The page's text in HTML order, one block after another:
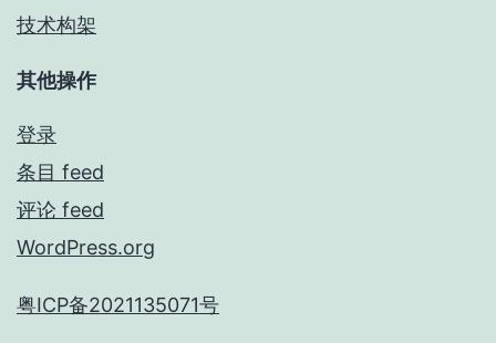
技术构架
其他操作
登录
条目 feed
评论 feed
WordPress.org
粤ICP备2021135071号